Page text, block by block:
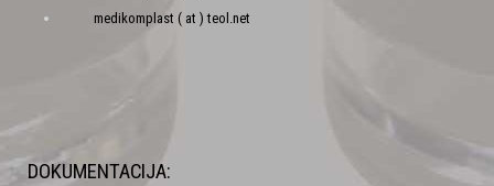
medikomplast ( at ) teol.net
DOKUMENTACIJA: